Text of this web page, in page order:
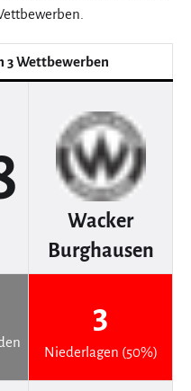
3 Wettbewerben
Wacker
Burghausen
3
Niederlagen (50%)